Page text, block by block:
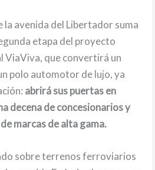
la avenida del Libertador suma
etapa del proyecto
ViaViva, que convertirá un
polo automotor de lujo, ya
abrirá sus puertas en
decena de concesionarios y
marcas de alta gama.
sobre terrenos ferroviarios